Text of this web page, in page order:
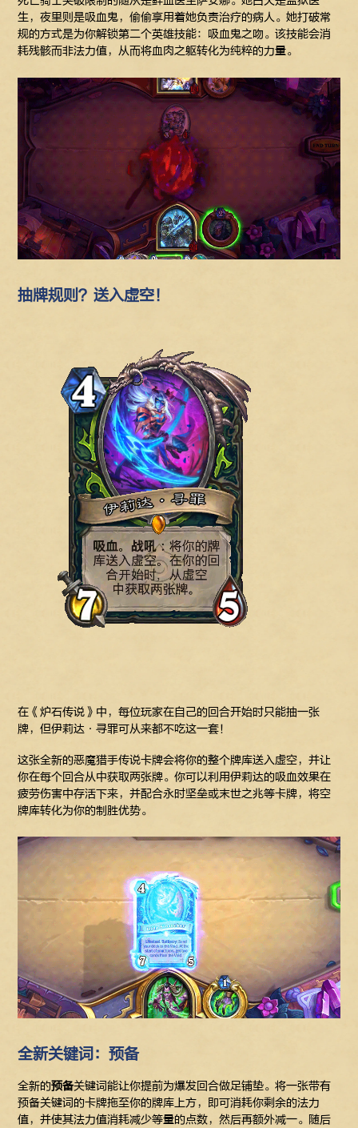
生，夜里则是吸血鬼，偷偷享用着她负责治疗的病人。她打破常
规的方式是为你解锁第二个英雄技能：吸血鬼之吻。该技能会消
耗残骸而非法力值，从而将血肉之躯转化为纯粹的力量。
抽牌规则？送入虚空！
在《炉石传说》中，每位玩家在自己的回合开始时只能抽一张
牌，但伊莉达·寻罪可从来都不吃这一套！
这张全新的恶魔猎手传说卡牌会将你的整个牌库送入虚空，并让
你在每个回合从中获取两张牌。你可以利用伊莉达的吸血效果在
疲劳伤害中存活下来，并配合永时坚垒或末世之兆等卡牌，将空
牌库转化为你的制胜优势。
全新关键词：预备
全新的预备关键词能让你提前为爆发回合做足铺垫。将一张带有
预备关键词的卡牌拖至你的牌库上方，即可消耗你剩余的法力
值，并使其法力值消耗减少等量的点数，然后再额外减一。随后